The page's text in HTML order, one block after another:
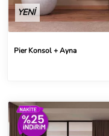
YENİ
Pier Konsol + Ayna